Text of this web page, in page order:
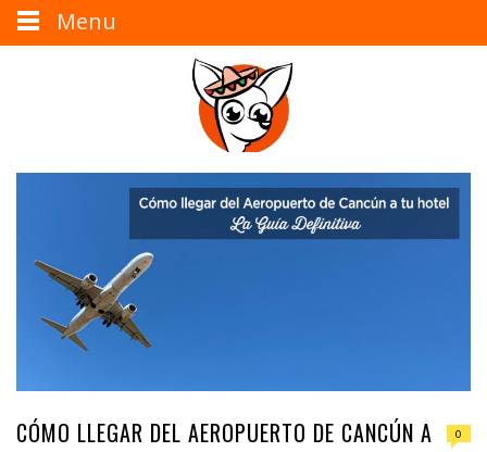
CÓMO LLEGAR DEL AEROPUERTO DE CANCÚN A
0
Menu